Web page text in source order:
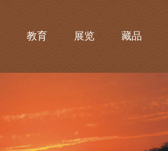
教育 展览 藏品